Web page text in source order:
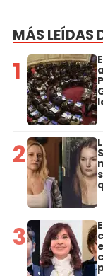
MÁS LEÍDAS
1
2
3